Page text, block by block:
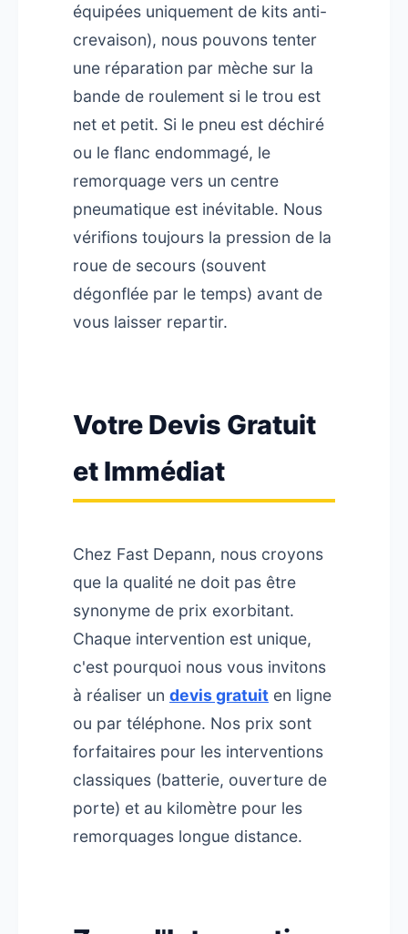
équipées uniquement de kits anti-
crevaison), nous pouvons tenter
une réparation par mèche sur la
bande de roulement si le trou est
net et petit. Si le pneu est déchiré
ou le flanc endommagé, le
remorquage vers un centre
pneumatique est inévitable. Nous
vérifions toujours la pression de la
roue de secours (souvent
dégonflée par le temps) avant de
vous laisser repartir.
Votre Devis Gratuit
et Immédiat
Chez Fast Depann, nous croyons
que la qualité ne doit pas être
synonyme de prix exorbitant.
Chaque intervention est unique,
c'est pourquoi nous vous invitons
à réaliser un devis gratuit en ligne
ou par téléphone. Nos prix sont
forfaitaires pour les interventions
classiques (batterie, ouverture de
porte) et au kilomètre pour les
remorquages longue distance.